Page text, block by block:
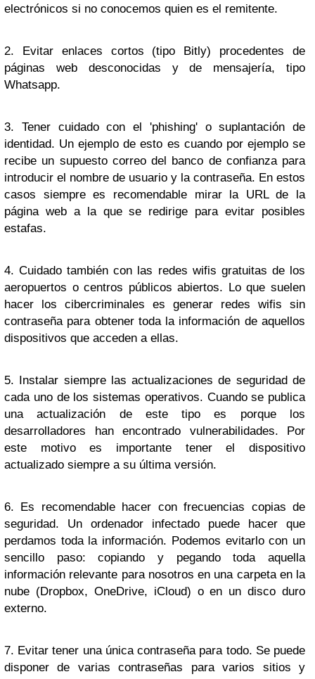
electrónicos si no conocemos quien es el remitente.
2. Evitar enlaces cortos (tipo Bitly) procedentes de
páginas web desconocidas y de mensajería, tipo
Whatsapp.
3. Tener cuidado con el 'phishing' o suplantación de
identidad. Un ejemplo de esto es cuando por ejemplo se
recibe un supuesto correo del banco de confianza para
introducir el nombre de usuario y la contraseña. En estos
casos siempre es recomendable mirar la URL de la
página web a la que se redirige para evitar posibles
estafas.
4. Cuidado también con las redes wifis gratuitas de los
aeropuertos o centros públicos abiertos. Lo que suelen
hacer los cibercriminales es generar redes wifis sin
contraseña para obtener toda la información de aquellos
dispositivos que acceden a ellas.
5. Instalar siempre las actualizaciones de seguridad de
cada uno de los sistemas operativos. Cuando se publica
una actualización de este tipo es porque los
desarrolladores han encontrado vulnerabilidades. Por
este motivo es importante tener el dispositivo
actualizado siempre a su última versión.
6. Es recomendable hacer con frecuencias copias de
seguridad. Un ordenador infectado puede hacer que
perdamos toda la información. Podemos evitarlo con un
sencillo paso: copiando y pegando toda aquella
información relevante para nosotros en una carpeta en la
nube (Dropbox, OneDrive, iCloud) o en un disco duro
externo.
7. Evitar tener una única contraseña para todo. Se puede
disponer de varias contraseñas para varios sitios y